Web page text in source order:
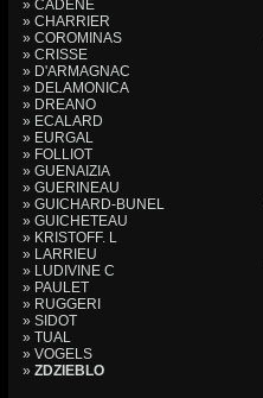
» CADENE
» CHARRIER
» COROMINAS
» CRISSE
» D'ARMAGNAC
» DELAMONICA
» DREANO
» ECALARD
» EURGAL
» FOLLIOT
» GUENAIZIA
» GUERINEAU
» GUICHARD-BUNEL
» GUICHETEAU
» KRISTOFF. L
» LARRIEU
» LUDIVINE C
» PAULET
» RUGGERI
» SIDOT
» TUAL
» VOGELS
» ZDZIEBLO